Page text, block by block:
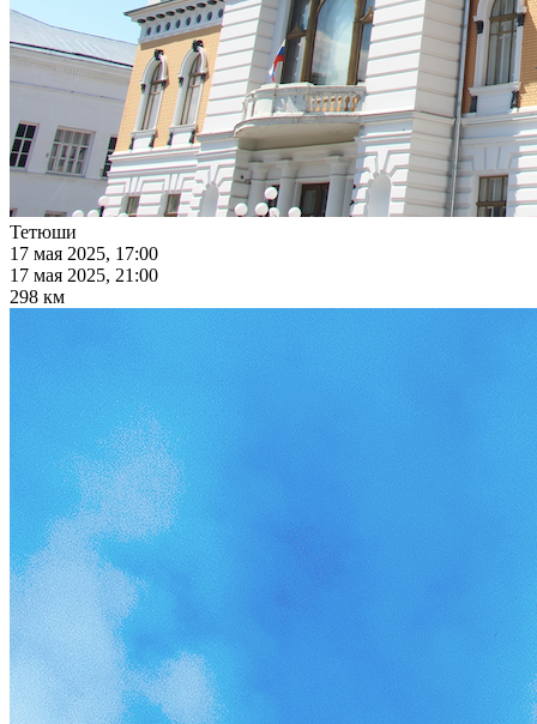
Тетюши
17 мая 2025, 17:00
17 мая 2025, 21:00
298 км